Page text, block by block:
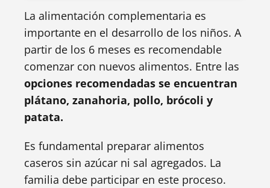
La alimentación complementaria es
importante en el desarrollo de los niños. A
partir de los 6 meses es recomendable
comenzar con nuevos alimentos. Entre las
opciones recomendadas se encuentran
plátano, zanahoria, pollo, brócoli y
patata.
Es fundamental preparar alimentos
caseros sin azúcar ni sal agregados. La
familia debe participar en este proceso.